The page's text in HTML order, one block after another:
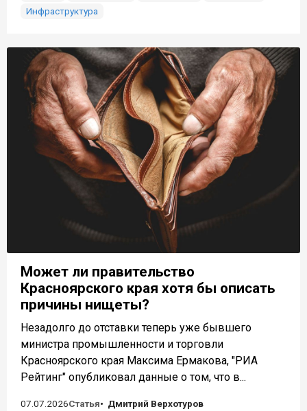
Инфраструктура
Может ли правительство
Красноярского края хотя бы описать
причины нищеты?
Незадолго до отставки теперь уже бывшего
министра промышленности и торговли
Красноярского края Максима Ермакова, "РИА
Рейтинг" опубликовал данные о том, что в...
07.07.2026Статья
Дмитрий Верхотуров